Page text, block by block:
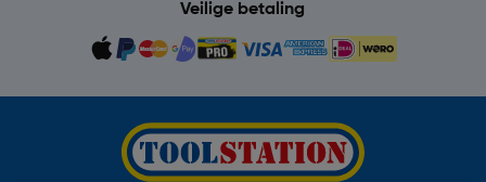
Veilige betaling